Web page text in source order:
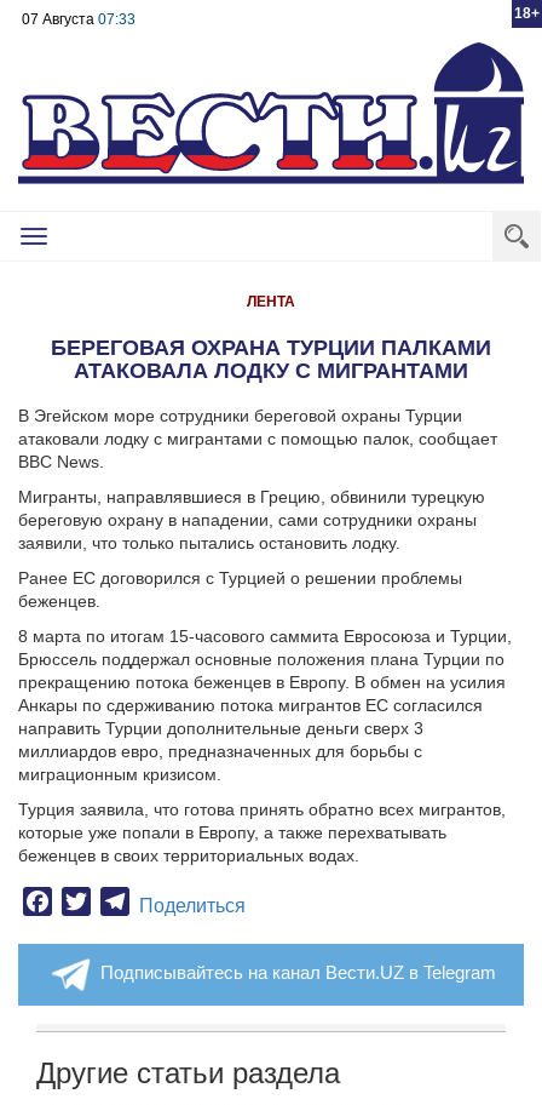
18+
07 Августа 07:33
Toggle
ЛЕНТА
БЕРЕГОВАЯ ОХРАНА ТУРЦИИ ПАЛКАМИ
АТАКОВАЛА ЛОДКУ С МИГРАНТАМИ
В Эгейском море сотрудники береговой охраны Турции
атаковали лодку с мигрантами с помощью палок, сообщает
BBC News.
Мигранты, направлявшиеся в Грецию, обвинили турецкую
береговую охрану в нападении, сами сотрудники охраны
заявили, что только пытались остановить лодку.
Ранее ЕС договорился с Турцией о решении проблемы
беженцев.
8 марта по итогам 15-часового саммита Евросоюза и Турции,
Брюссель поддержал основные положения плана Турции по
прекращению потока беженцев в Европу. В обмен на усилия
Анкары по сдерживанию потока мигрантов ЕС согласился
направить Турции дополнительные деньги сверх 3
миллиардов евро, предназначенных для борьбы с
миграционным кризисом.
Турция заявила, что готова принять обратно всех мигрантов,
которые уже попали в Европу, а также перехватывать
беженцев в своих территориальных водах.
Facebook
TwitterTelegram
Поделиться
Подписывайтесь на канал Вести.UZ в Telegram
Другие статьи раздела